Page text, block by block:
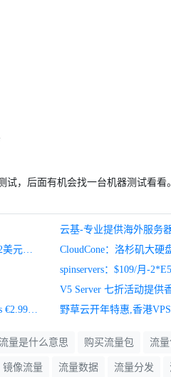
试，后面有机会找一台机器测试看看。
NexusBytes：美国VPS月付2美元起,新加坡/日本VPS月付3.2美元起,大硬盘VPS月付4美元起
V5 Server 七折活动提供
GameNodes – 意大利VPS 1GB内存 20GB SSD硬盘 200Mbps €2.99/月
野草云开年特惠,香港
量是什么意思 购买流量包 流
镜像流量 流量数据 流量分发